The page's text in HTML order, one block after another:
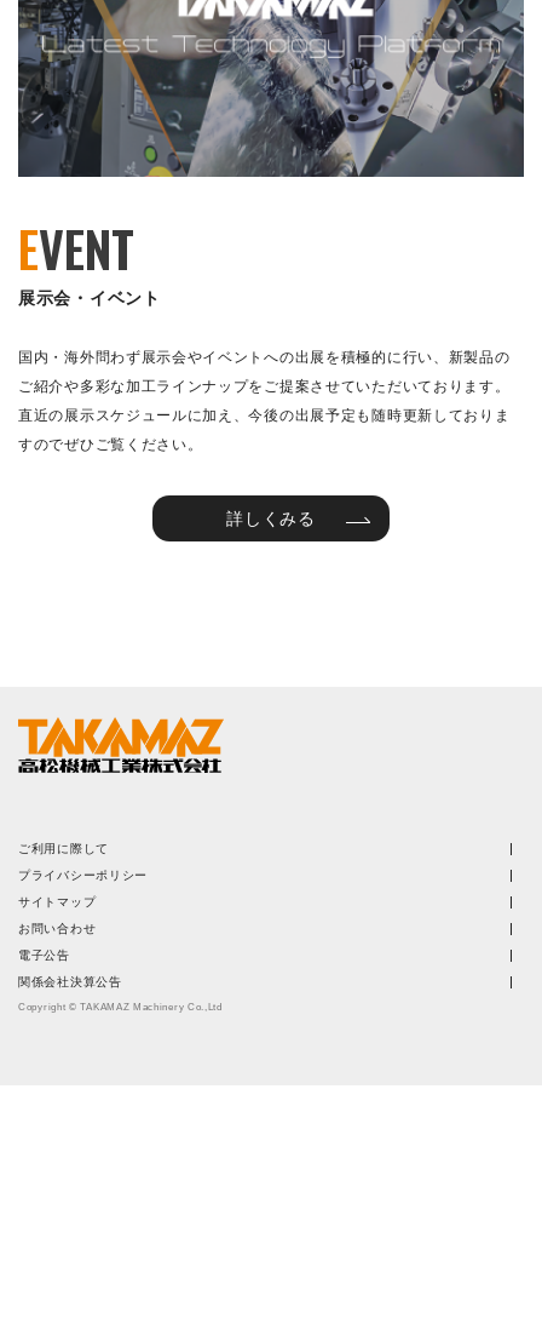
EVENT
展示会・イベント
国内・海外問わず展示会やイベントへの出展を積極的に行い、新製品の
ご紹介や多彩な加工ラインナップをご提案させていただいております。
直近の展示スケジュールに加え、今後の出展予定も随時更新しておりま
すのでぜひご覧ください。
詳しくみる
ご利用に際して
プライバシーポリシー
サイトマップ
お問い合わせ
電子公告
関係会社決算公告
Copyright © TAKAMAZ Machinery Co.,Ltd